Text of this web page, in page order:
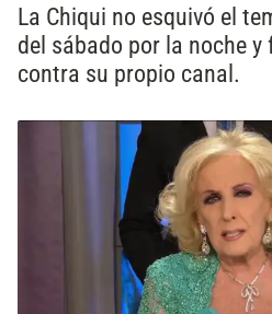
La Chiqui no esquivó el
del sábado por la noche
contra su propio canal.